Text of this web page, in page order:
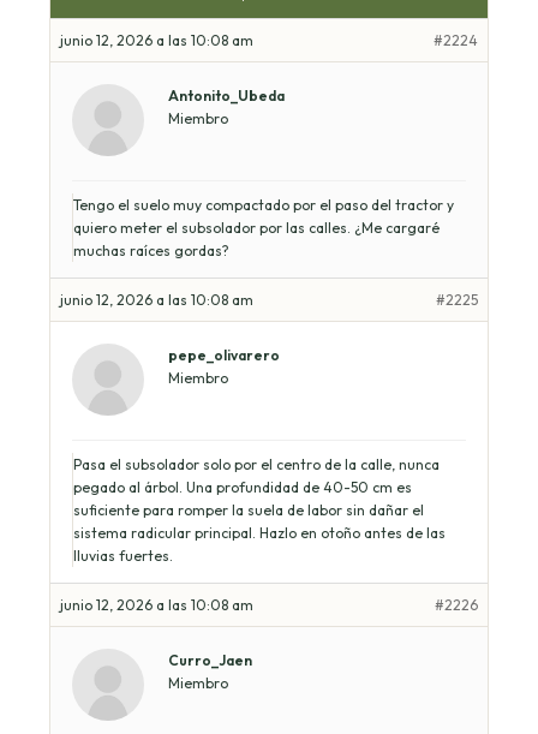
junio 12, 2026 a las 10:08 am #2224
Antonito_Ubeda
Miembro
Tengo el suelo muy compactado por el paso del tractor y
quiero meter el subsolador por las calles. ¿Me cargaré
muchas raíces gordas?
junio 12, 2026 a las 10:08 am #2225
pepe_olivarero
Miembro
Pasa el subsolador solo por el centro de la calle, nunca
pegado al árbol. Una profundidad de 40-50 cm es
suficiente para romper la suela de labor sin dañar el
sistema radicular principal. Hazlo en otoño antes de las
lluvias fuertes.
junio 12, 2026 a las 10:08 am #2226
Curro_Jaen
Miembro